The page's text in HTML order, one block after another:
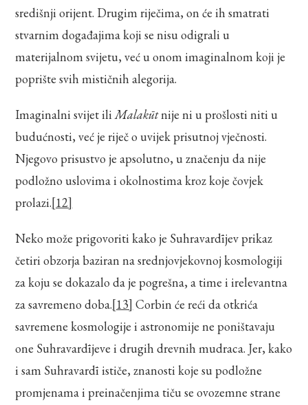
središnji orijent. Drugim riječima, on će ih smatrati
stvarnim događajima koji se nisu odigrali u
materijalnom svijetu, već u onom imaginalnom koji je
poprište svih mističnih alegorija.
Imaginalni svijet iliMalakūtnije ni u prošlosti niti u
budućnosti, već je riječ o uvijek prisutnoj vječnosti.
Njegovo prisustvo je apsolutno, u značenju da nije
podložno uslovima i okolnostima kroz koje čovjek
prolazi.[12]
Neko može prigovoriti kako je Suhravardījev prikaz
četiri obzorja baziran na srednjovjekovnoj kosmologiji
za koju se dokazalo da je pogrešna, a time i irelevantna
za savremeno doba.[13] Corbin će reći da otkrića
savremene kosmologije i astronomije ne poništavaju
one Suhravardījeve i drugih drevnih mudraca. Jer, kako
i sam Suhravardī ističe, znanosti koje su podložne
promjenama i preinačenjima tiču se ovozemne strane